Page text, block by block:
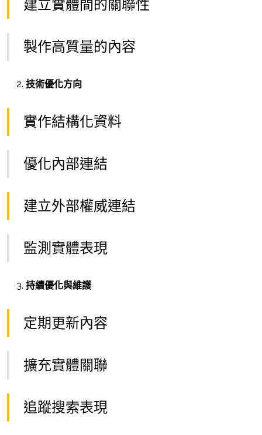
建立實體間的關聯性
製作高質量的內容
技術優化方向
實作結構化資料
優化內部連結
建立外部權威連結
監測實體表現
持續優化與維護
定期更新內容
擴充實體關聯
追蹤搜索表現